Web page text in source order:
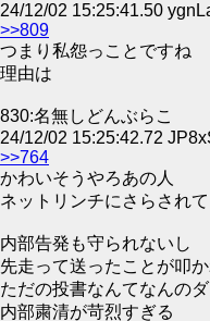
24/12/02 15:25:41.50
>>809
つまり私怨っことですね
理由は
830:名無しどんぶらこ
24/12/02 15:25:42.72
>>764
かわいそうやろあの人
ネットリンチにさらされて
内部告発も守られないし
先走って送ったことが叩
ただの投書なんてなんの
内部粛清が苛烈すぎる